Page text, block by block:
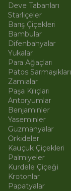
Deve Tabanları
Starliçeler
Barış Çiçekleri
Bambular
Difenbahyalar
Yukalar
Para Ağaçları
Patos Sarmaşıkları
Zamialar
Paşa Kılıçları
Antoryumlar
Benjaminler
Yaseminler
Guzmanyalar
Orkideler
Kauçuk Çiçekleri
Palmiyeler
Kurdele Çiçeği
Krotonlar
Papatyalar